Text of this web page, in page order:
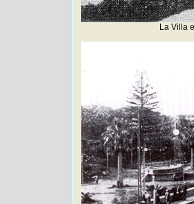
La Villa